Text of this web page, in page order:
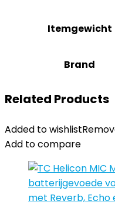
Itemgewicht
Brand
Related Products
Added to wishlist
Add to compare